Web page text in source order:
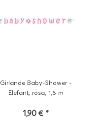
Girlande Baby-Shower -
Elefant, rosa, 1,6 m
1,90 € *